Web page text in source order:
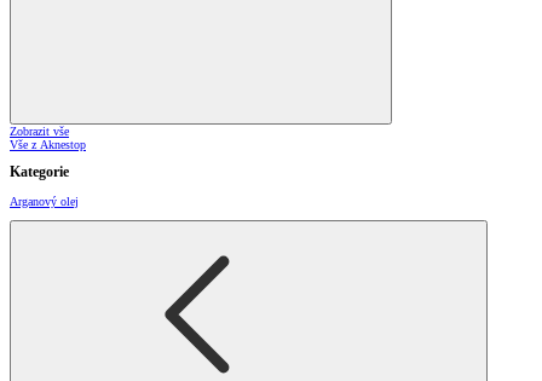
Zobrazit vše
Vše z Aknestop
Kategorie
Arganový olej